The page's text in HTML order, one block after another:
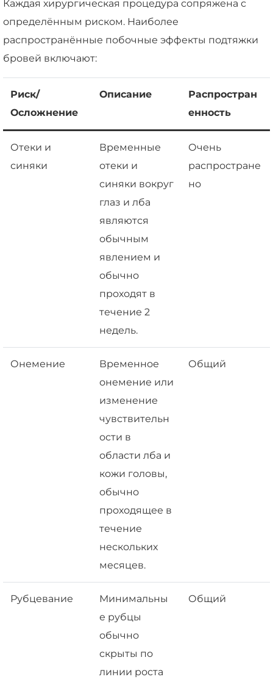
Каждая хирургическая процедура сопряжена с
определённым риском. Наиболее
распространённые побочные эффекты подтяжки
бровей включают:
Риск/
Осложнение
Описание
Распростран
енность
Отеки и
синяки
Временные
отеки и
синяки вокруг
глаз и лба
являются
обычным
явлением и
обычно
проходят в
течение 2
недель.
Очень
распростране
но
Онемение
Временное
онемение или
изменение
чувствительн
ости в
области лба и
кожи головы,
обычно
проходящее в
течение
нескольких
месяцев.
Общий
Рубцевание
Минимальны
е рубцы
обычно
скрыты по
линии роста
Общий